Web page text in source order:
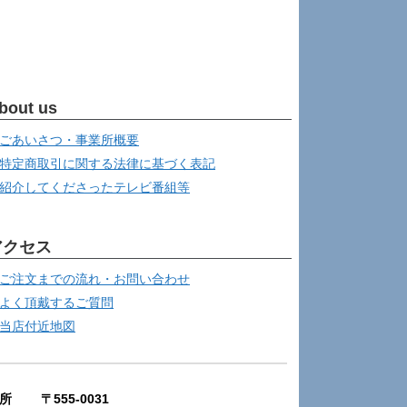
us
ごあいさつ・事業所概要
特定商取引に関する法律に基づく表記
紹介してくださったテレビ番組等
セス
ご注文までの流れ・お問い合わせ
よく頂戴するご質問
当店付近地図
所 〒555-0031